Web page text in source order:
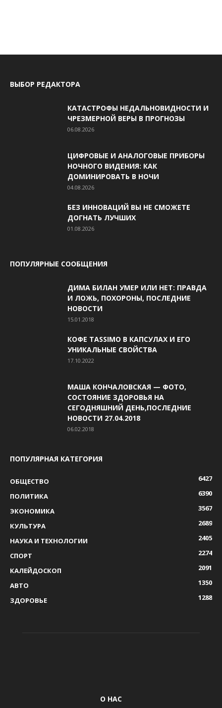
ВЫБОР РЕДАКТОРА
КАТАСТРОФЫ НЕДАЛЬНОВИДНОСТИ И
ЧРЕЗМЕРНОЙ ВЕРЫ В ПРОГНОЗЫ
06.08.2026
ЦИФРОВЫЕ И АНАЛОГОВЫЕ ПРИБОРЫ
НОЧНОГО ВИДЕНИЯ: КАК
ДОМИНИРОВАТЬ В НОЧИ
04.08.2026
БЕЗ ИННОВАЦИЙ ВЫ НЕ СМОЖЕТЕ
ДОГНАТЬ ЛУЧШИХ
01.08.2026
ПОПУЛЯРНЫЕ СООБЩЕНИЯ
ДИМА БИЛАН УМЕР ИЛИ НЕТ: ПРАВДА
И ЛОЖЬ, ПОХОРОНЫ, ПОСЛЕДНИЕ
НОВОСТИ
15.01.2018
КОФЕ TASSIMO В КАПСУЛАХ И ЕГО
УНИКАЛЬНЫЕ СВОЙСТВА
17.10.2022
МАША КОНЧАЛОВСКАЯ — ФОТО,
СОСТОЯНИЕ ЗДОРОВЬЯ НА
СЕГОДНЯШНИЙ ДЕНЬ,ПОСЛЕДНИЕ
НОВОСТИ 27.04.2018
06.02.2018
ПОПУЛЯРНАЯ КАТЕГОРИЯ
ОБЩЕСТВО
6427
ПОЛИТИКА
6390
ЭКОНОМИКА
3567
КУЛЬТУРА
2689
НАУКА И ТЕХНОЛОГИИ
2405
СПОРТ
2274
КАЛЕЙДОСКОП
2091
АВТО
1350
ЗДОРОВЬЕ
1288
О НАС